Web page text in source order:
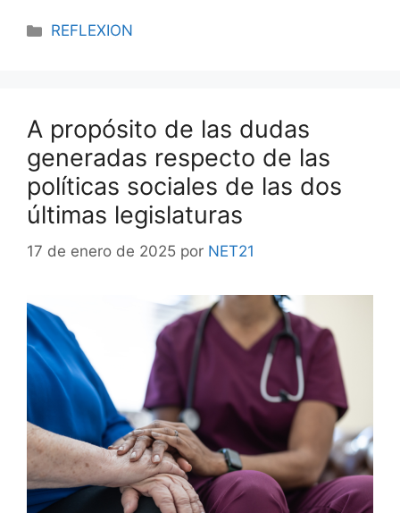
REFLEXION
A propósito de las dudas
generadas respecto de las
políticas sociales de las dos
últimas legislaturas
17 de enero de 2025 por NET21